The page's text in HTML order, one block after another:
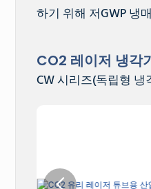
하기 위해 저GWP 냉
CO2 레이저 냉각
CW 시리즈(독립형 냉